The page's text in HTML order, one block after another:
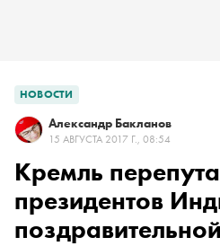
НОВОСТИ
Александр Бакланов
15 АВГУСТА 2017 Г., 08:54
Кремль
президентов